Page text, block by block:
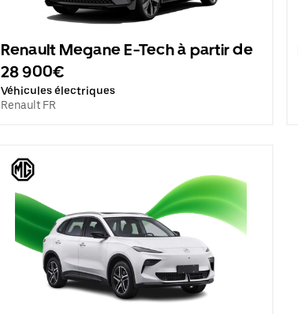
Renault Megane E-Tech à partir de
28 900€
Véhicules électriques
Renault FR